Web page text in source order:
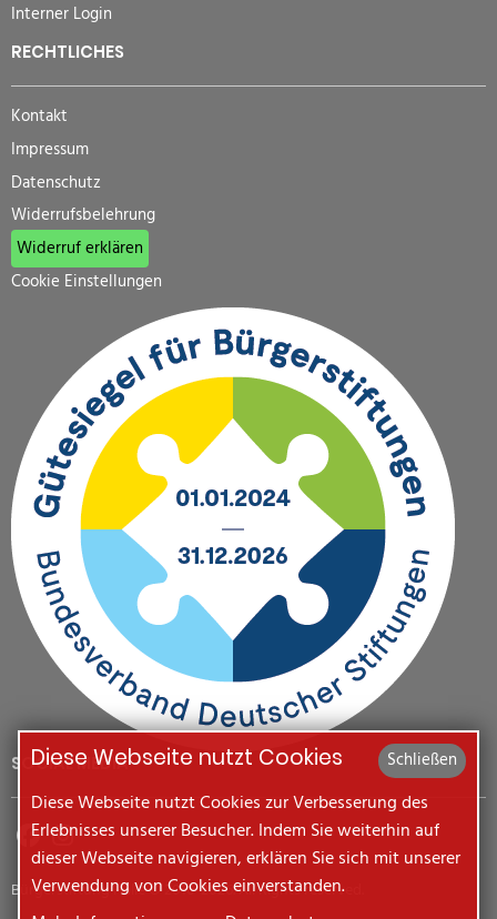
Interner Login
RECHTLICHES
Kontakt
Impressum
Datenschutz
Widerrufsbelehrung
Widerruf erklären
Cookie Einstellungen
SOCIAL MEDIA
Bürgerstiftung Halle © 2010-2026. All Rights reserved.
Schließen
Diese Webseite nutzt Cookies
Diese Webseite nutzt Cookies zur Verbesserung des
Erlebnisses unserer Besucher. Indem Sie weiterhin auf
dieser Webseite navigieren, erklären Sie sich mit unserer
Verwendung von Cookies einverstanden.